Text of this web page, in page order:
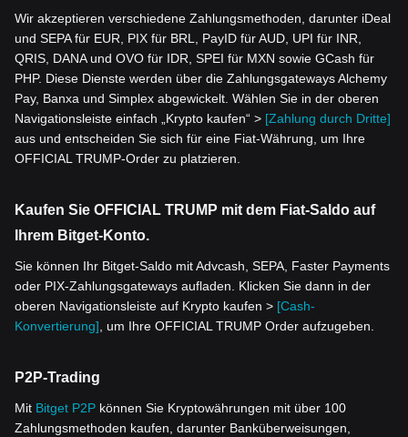
Wir akzeptieren verschiedene Zahlungsmethoden, darunter iDeal
und SEPA für EUR, PIX für BRL, PayID für AUD, UPI für INR,
QRIS, DANA und OVO für IDR, SPEI für MXN sowie GCash für
PHP. Diese Dienste werden über die Zahlungsgateways Alchemy
Pay, Banxa und Simplex abgewickelt. Wählen Sie in der oberen
Navigationsleiste einfach „Krypto kaufen“ > [Zahlung durch Dritte]
aus und entscheiden Sie sich für eine Fiat-Währung, um Ihre
OFFICIAL TRUMP-Order zu platzieren.
Kaufen Sie OFFICIAL TRUMP mit dem Fiat-Saldo auf
Ihrem Bitget-Konto.
Sie können Ihr Bitget-Saldo mit Advcash, SEPA, Faster Payments
oder PIX-Zahlungsgateways aufladen. Klicken Sie dann in der
oberen Navigationsleiste auf Krypto kaufen > [Cash-
Konvertierung], um Ihre OFFICIAL TRUMP Order aufzugeben.
P2P-Trading
Mit Bitget P2P können Sie Kryptowährungen mit über 100
Zahlungsmethoden kaufen, darunter Banküberweisungen,